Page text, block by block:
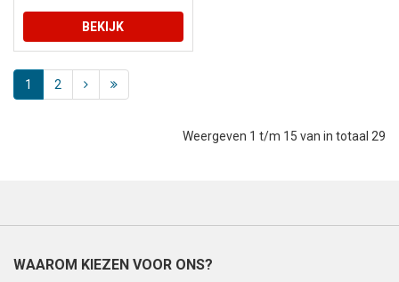
BEKIJK
1 2
Weergeven 1 t/m 15 van in totaal 29
WAAROM KIEZEN VOOR ONS?